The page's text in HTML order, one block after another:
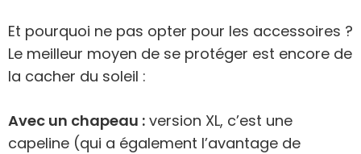
Et pourquoi ne pas opter pour les accessoires ?
Le meilleur moyen de se protéger est encore de
la cacher du soleil :
Avec un chapeau : version XL, c’est une
capeline (qui a également l’avantage de